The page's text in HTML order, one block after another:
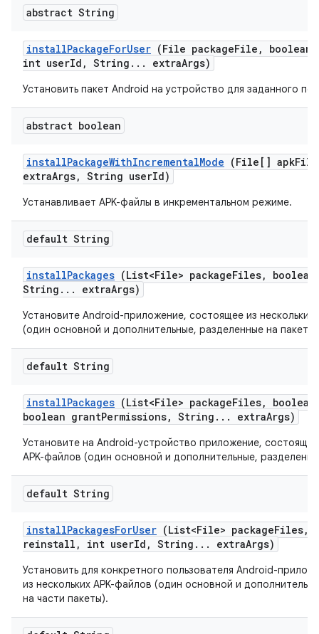
abstract String
installPackageForUser (File packageFile ,
int userId , String . . . extraArgs)
Установить пакет Android на устройство для заданного
abstract boolean
installPackageWithIncrementalMode (File[] apk
extraArgs, String userId)
Устанавливает APK-файлы в инкрементальном режиме.
default String
installPackages (List<File> packageFiles,
String . . . extraArgs)
Установите Android-приложение, состоящее из нескольких
(один основной и дополнительные, разделенные на
default String
installPackages (List<File> packageFiles,
boolean grantPermissions, String . . . extraArgs)
Установите на Android-устройство приложение, состоящее
APK-файлов (один основной и дополнительные,
default String
installPackagesForUser (List<File> packageFiles,
reinstall , int userId , String . . . extraArgs)
Установить для конкретного пользователя Android-
из нескольких APK-файлов (один основной и
на части пакеты).